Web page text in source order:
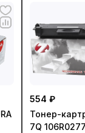
554 ₽
Тонер-
7Q